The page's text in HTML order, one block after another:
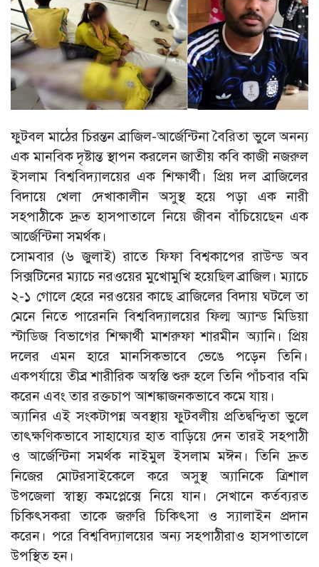
‎ফুটবল মাঠের চিরন্তন ব্রাজিল-আর্জেন্টিনা বৈরিতা ভুলে অনন্য
এক মানবিক দৃষ্টান্ত স্থাপন করলেন জাতীয় কবি কাজী নজরুল
ইসলাম বিশ্ববিদ্যালয়ের এক শিক্ষার্থী। প্রিয় দল ব্রাজিলের
বিদায়ে খেলা দেখাকালীন অসুস্থ হয়ে পড়া এক নারী
সহপাঠীকে দ্রুত হাসপাতালে নিয়ে জীবন বাঁচিয়েছেন এক
আর্জেন্টিনা সমর্থক।
‎সোমবার (৬ জুলাই) রাতে ফিফা বিশ্বকাপের রাউন্ড অব
সিক্সটিনের ম্যাচে নরওয়ের মুখোমুখি হয়েছিল ব্রাজিল। ম্যাচে
২-১ গোলে হেরে নরওয়ের কাছে ব্রাজিলের বিদায় ঘটলে তা
মেনে নিতে পারেননি বিশ্ববিদ্যালয়ের ফিল্ম অ্যান্ড মিডিয়া
স্টাডিজ বিভাগের শিক্ষার্থী মাশরুফা শারমীন অ্যানি। প্রিয়
দলের এমন হারে মানসিকভাবে ভেঙে পড়েন তিনি।
একপর্যায়ে তীব্র শারীরিক অস্বস্তি শুরু হলে তিনি পাঁচবার বমি
করেন এবং তার রক্তচাপ আশঙ্কাজনকভাবে কমে যায়।
‎অ্যানির এই সংকটাপন্ন অবস্থায় ফুটবলীয় প্রতিদ্বন্দ্বিতা ভুলে
তাৎক্ষণিকভাবে সাহায্যের হাত বাড়িয়ে দেন তারই সহপাঠী
ও আর্জেন্টিনা সমর্থক নাইমুল ইসলাম মঈন। তিনি দ্রুত
নিজের মোটরসাইকেলে করে অসুস্থ অ্যানিকে ত্রিশাল
উপজেলা স্বাস্থ্য কমপ্লেক্সে নিয়ে যান। সেখানে কর্তব্যরত
চিকিৎসকরা তাকে জরুরি চিকিৎসা ও স্যালাইন প্রদান
করেন। পরে বিশ্ববিদ্যালয়ের অন্য সহপাঠীরাও হাসপাতালে
উপস্থিত হন।